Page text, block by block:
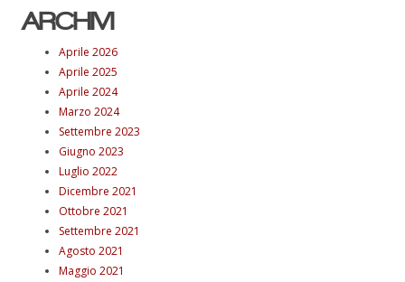
ARCHIVI
Aprile 2026
Aprile 2025
Aprile 2024
Marzo 2024
Settembre 2023
Giugno 2023
Luglio 2022
Dicembre 2021
Ottobre 2021
Settembre 2021
Agosto 2021
Maggio 2021